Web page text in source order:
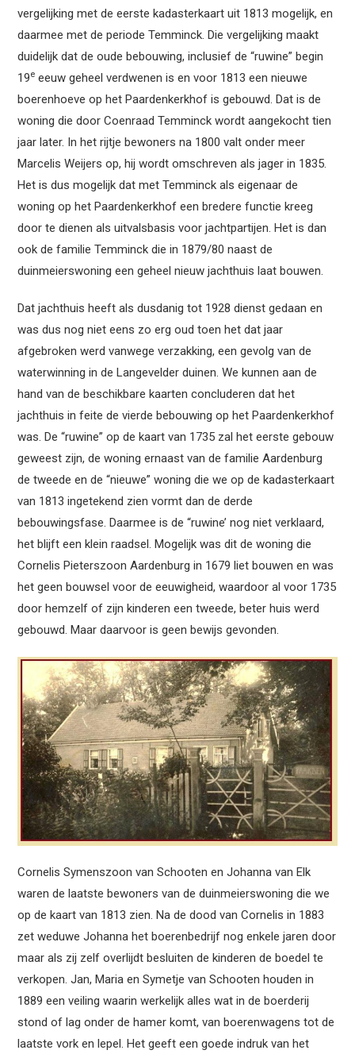
vergelijking met de eerste kadasterkaart uit 1813 mogelijk, en
daarmee met de periode Temminck. Die vergelijking maakt
duidelijk dat de oude bebouwing, inclusief de “ruwine” begin
19e eeuw geheel verdwenen is en voor 1813 een nieuwe
boerenhoeve op het Paardenkerkhof is gebouwd. Dat is de
woning die door Coenraad Temminck wordt aangekocht tien
jaar later. In het rijtje bewoners na 1800 valt onder meer
Marcelis Weijers op, hij wordt omschreven als jager in 1835.
Het is dus mogelijk dat met Temminck als eigenaar de
woning op het Paardenkerkhof een bredere functie kreeg
door te dienen als uitvalsbasis voor jachtpartijen. Het is dan
ook de familie Temminck die in 1879/80 naast de
duinmeierswoning een geheel nieuw jachthuis laat bouwen.
Dat jachthuis heeft als dusdanig tot 1928 dienst gedaan en
was dus nog niet eens zo erg oud toen het dat jaar
afgebroken werd vanwege verzakking, een gevolg van de
waterwinning in de Langevelder duinen. We kunnen aan de
hand van de beschikbare kaarten concluderen dat het
jachthuis in feite de vierde bebouwing op het Paardenkerkhof
was. De “ruwine” op de kaart van 1735 zal het eerste gebouw
geweest zijn, de woning ernaast van de familie Aardenburg
de tweede en de “nieuwe” woning die we op de kadasterkaart
van 1813 ingetekend zien vormt dan de derde
bebouwingsfase. Daarmee is de “ruwine’ nog niet verklaard,
het blijft een klein raadsel. Mogelijk was dit de woning die
Cornelis Pieterszoon Aardenburg in 1679 liet bouwen en was
het geen bouwsel voor de eeuwigheid, waardoor al voor 1735
door hemzelf of zijn kinderen een tweede, beter huis werd
gebouwd. Maar daarvoor is geen bewijs gevonden.
Cornelis Symenszoon van Schooten en Johanna van Elk
waren de laatste bewoners van de duinmeierswoning die we
op de kaart van 1813 zien. Na de dood van Cornelis in 1883
zet weduwe Johanna het boerenbedrijf nog enkele jaren door
maar als zij zelf overlijdt besluiten de kinderen de boedel te
verkopen. Jan, Maria en Symetje van Schooten houden in
1889 een veiling waarin werkelijk alles wat in de boerderij
stond of lag onder de hamer komt, van boerenwagens tot de
laatste vork en lepel. Het geeft een goede indruk van het